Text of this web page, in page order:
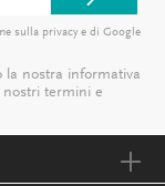
sulla privacy e di Google
la nostra informativa
nostritermini e